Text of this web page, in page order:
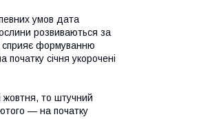
умов дата
розвиваються за
сприяє формуванню
початку січня укорочені
то штучний
— на початку